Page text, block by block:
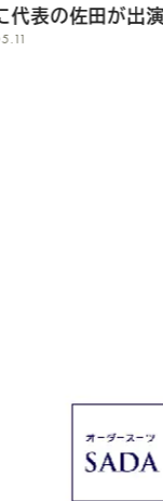
致しました！